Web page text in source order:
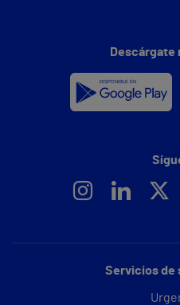
Servicios de
Descárgate